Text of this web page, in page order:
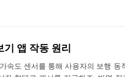
기 앱 작동 원리
속도 센서를 통해 사용자의 보행